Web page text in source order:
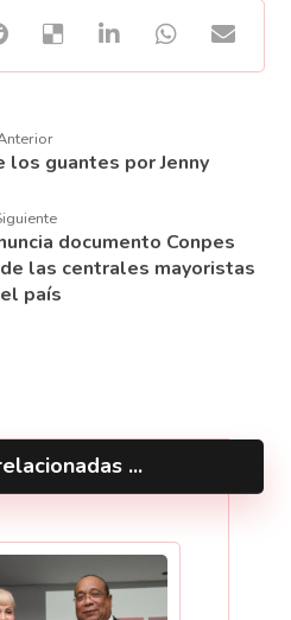
los guantes por Jenny
documento Conpes
las centrales mayoristas
país
...